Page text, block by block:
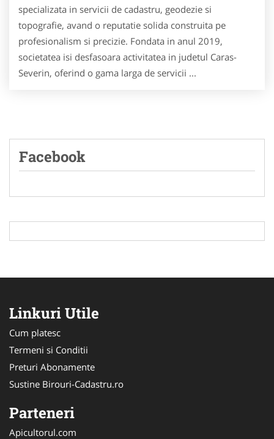
specializata in servicii de cadastru, geodezie si
topografie, avand o reputatie solida construita pe
profesionalism si precizie. Fondata in anul 2019,
societatea isi desfasoara activitatea in judetul Caras-
Severin, oferind o gama larga de servicii ...
Facebook
Linkuri Utile
Cum platesc
Termeni si Conditii
Preturi Abonamente
Sustine Birouri-Cadastru.ro
Parteneri
Apicultorul.com